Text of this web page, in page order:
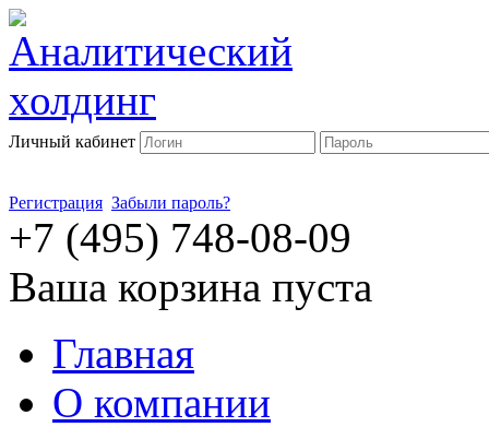
Личный кабинет
Регистрация Забыли пароль?
+7 (495) 748-08-09
Ваша корзина пуста
Главная
О компании